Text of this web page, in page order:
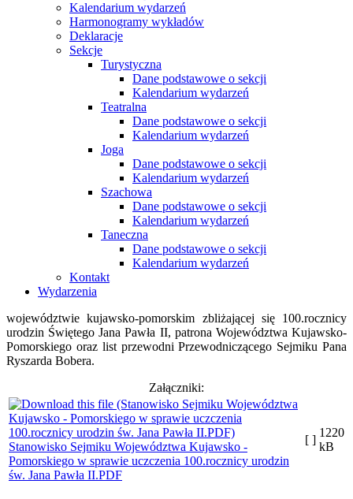
Kalendarium wydarzeń
Harmonogramy wykładów
Deklaracje
Sekcje
Turystyczna
Dane podstawowe o sekcji
Kalendarium wydarzeń
Teatralna
Dane podstawowe o sekcji
Kalendarium wydarzeń
Joga
Dane podstawowe o sekcji
Kalendarium wydarzeń
Szachowa
Dane podstawowe o sekcji
Kalendarium wydarzeń
Taneczna
Dane podstawowe o sekcji
Kalendarium wydarzeń
Kontakt
Wydarzenia
województwie kujawsko-pomorskim zbliżającej się 100.rocznicy
urodzin Świętego Jana Pawła II, patrona Województwa Kujawsko-
Pomorskiego oraz list przewodni Przewodniczącego Sejmiku Pana
Ryszarda Bobera.
Załączniki:
Stanowisko Sejmiku Województwa Kujawsko -
Pomorskiego w sprawie uczczenia 100.rocznicy urodzin
św. Jana Pawła II.PDF
[ ]
1220
kB